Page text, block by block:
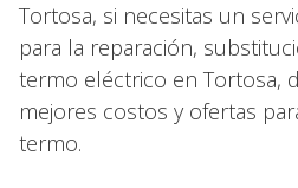
Tortosa, si necesitas un
para la reparación,
termo eléctrico en Tortosa,
mejores costos y ofertas
termo.